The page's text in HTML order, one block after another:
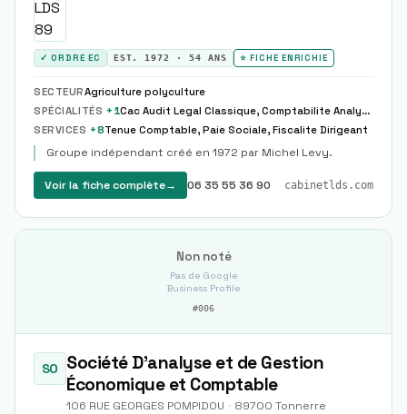
✓ ORDRE EC EST. 1972 · 54 ANS ⭐ FICHE ENRICHIE
SECTEURAgriculture polyculture
SPÉCIALITÉS + 1
Cac Audit Legal Classique, Comptabilite Analytique Couts Complets Sections Homogenes
SERVICES +8Tenue Comptable, Paie Sociale, Fiscalite Dirigeant
Groupe indépendant créé en 1972 par Michel Levy.
Voir la fiche complète→ 06 35 55 36 90 cabinetlds.com
Non noté
Pas de Google
Business Profile
#006
SO
Société D'analyse et de Gestion
Économique et Comptable
106 RUE GEORGES POMPIDOU · 89700 Tonnerre